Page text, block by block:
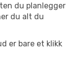
du planlegger
du alt du
er bare et klikk